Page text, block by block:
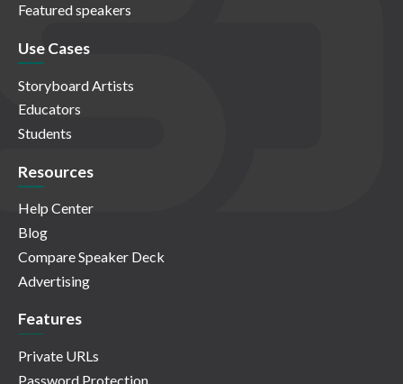
Featured speakers
Use Cases
Storyboard Artists
Educators
Students
Resources
Help Center
Blog
Compare Speaker Deck
Advertising
Features
Private URLs
Password Protection